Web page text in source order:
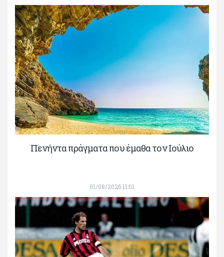
Πενήντα πράγματα που έμαθα τον Ιούλιο
01/08/2026 11:01